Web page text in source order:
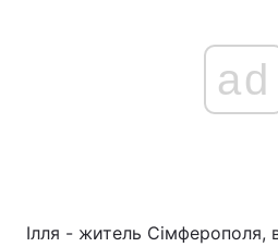
ad
Ілля - житель Сімферополя,